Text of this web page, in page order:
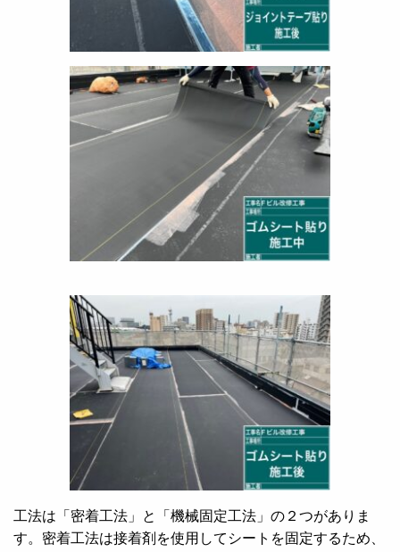
工法は「密着工法」と「機械固定工法」の２つがありま
す。密着工法は接着剤を使用してシートを固定するため、